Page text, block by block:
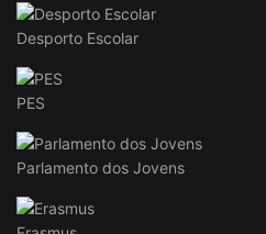
Desporto Escolar
PES
Parlamento dos Jovens